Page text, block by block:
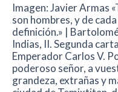
Imagen: Javier Armas
son hombres, y de
definición.» |
Indias, II. Segunda
Emperador Carlos V.
poderoso señor, a
grandeza, extrañas y